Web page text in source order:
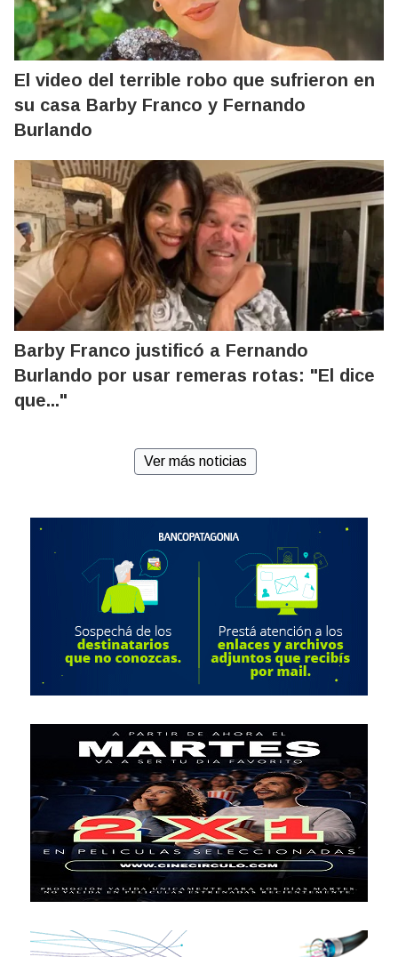
El video del terrible robo que sufrieron en
su casa Barby Franco y Fernando
Burlando
Barby Franco justificó a Fernando
Burlando por usar remeras rotas: "El dice
que..."
Ver más noticias